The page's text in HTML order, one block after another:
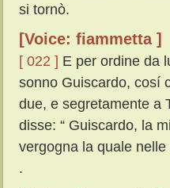
si tornò.
[Voice: fiammetta ]
[ 022 ] E per ordine da
sonno Guiscardo, cosí
due, e segretamente a
disse: “ Guiscardo, la
vergogna la quale
.